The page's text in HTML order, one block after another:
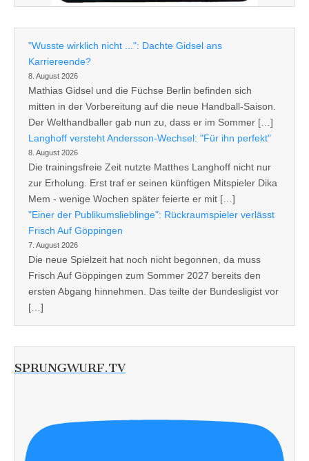
"Wusste wirklich nicht ...": Dachte Gidsel ans
Karriereende?
8. August 2026
Mathias Gidsel und die Füchse Berlin befinden sich
mitten in der Vorbereitung auf die neue Handball-Saison.
Der Welthandballer gab nun zu, dass er im Sommer […]
Langhoff versteht Andersson-Wechsel: "Für ihn perfekt"
8. August 2026
Die trainingsfreie Zeit nutzte Matthes Langhoff nicht nur
zur Erholung. Erst traf er seinen künftigen Mitspieler Dika
Mem - wenige Wochen später feierte er mit […]
"Einer der Publikumslieblinge": Rückraumspieler verlässt
Frisch Auf Göppingen
7. August 2026
Die neue Spielzeit hat noch nicht begonnen, da muss
Frisch Auf Göppingen zum Sommer 2027 bereits den
ersten Abgang hinnehmen. Das teilte der Bundesligist vor
[…]
SPRUNGWURF.TV